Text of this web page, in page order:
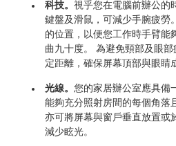
科技。 視乎您在電腦前辦公的
鍵盤及滑鼠，可減少手腕疲勞
的位置，以便您工作時手臂能
曲九十度。 為避免頸部及眼
定距離，確保屏幕頂部與眼睛
光線。 您的家居辦公室應具備
能夠充分照射房間的每個角落
亦可將屏幕與窗戶垂直放置或
減少眩光。